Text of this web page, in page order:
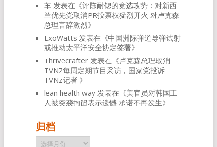
车发表在《评陈耐锶的竞选攻势：对新西
兰优先党取消PR投票权猛烈开火 对卢克森
总理言辞激烈》
ExoWatts 发表在《中国洲际弹道导弹试射
或推动太平洋安全协定签署》
Thrivecrafter发表在《卢克森总理取消
TVNZ每周定期节目采访，国家党投诉
TVNZ记者 》
lean health way发表在《美官员对韩国工
人被突袭拘留表示遗憾 承诺不再发生》
归档
归